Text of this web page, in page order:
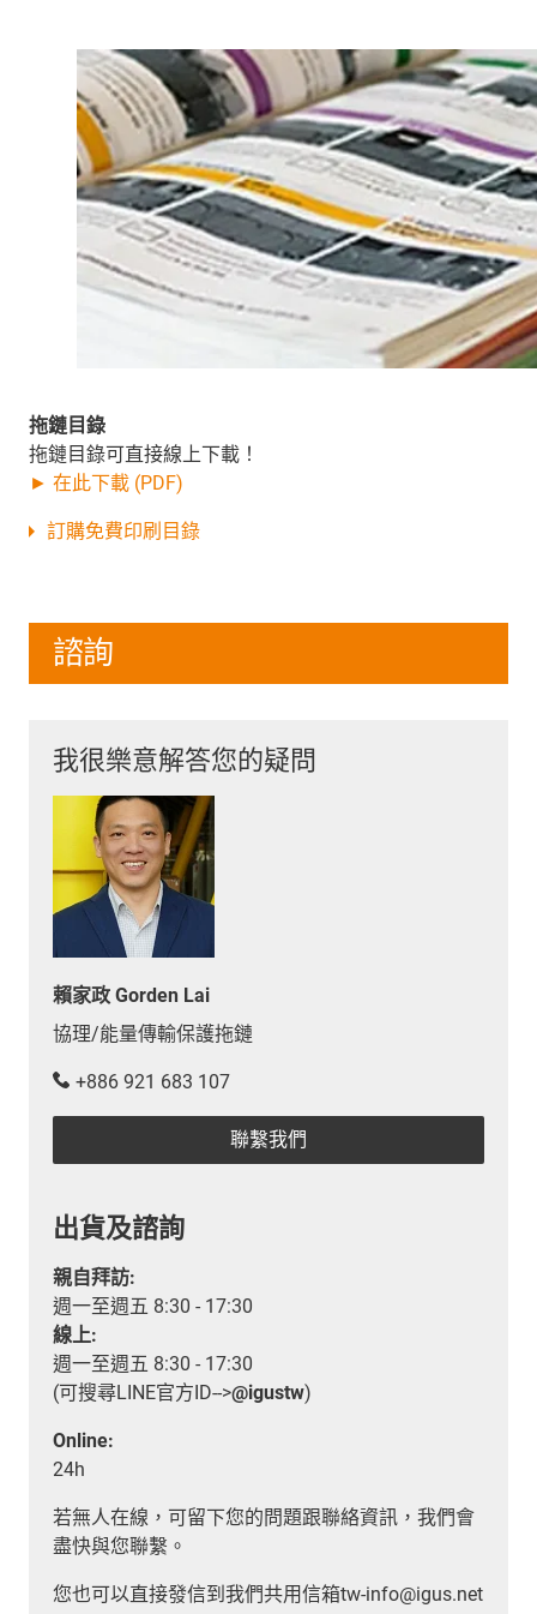
拖鏈目錄
拖鏈目錄可直接線上下載！
► 在此下載 (PDF)
訂購免費印刷目錄
諮詢
我很樂意解答您的疑問
賴家政 Gorden Lai
協理/能量傳輸保護拖鏈
+886 921 683 107
聯繫我們
出貨及諮詢
親自拜訪:
週一至週五 8:30 - 17:30
線上:
週一至週五 8:30 - 17:30
(可搜尋LINE官方ID-->@igustw)
Online:
24h
若無人在線，可留下您的問題跟聯絡資訊，我們會
盡快與您聯繫。
您也可以直接發信到我們共用信箱tw-info@igus.net